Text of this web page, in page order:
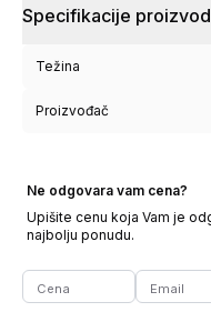
Specifikacije
Težina
Proizvođač
Ne odgovara vam cena?
Upišite cenu koja Vam je
najbolju ponudu.